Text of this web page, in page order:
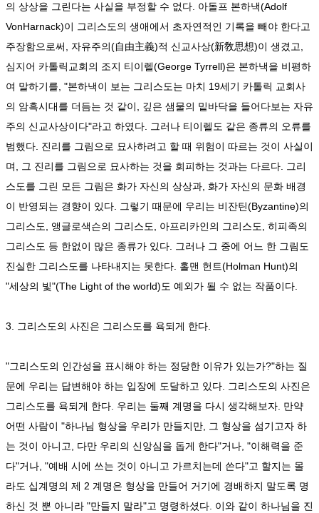
의 상상을 그린다는 사실을 부정할 수 없다. 아돌프 본하낵(Adolf
VonHarnack)이 그리스도의 생애에서 초자연적인 기록을 빼야 한다고
주장함으로써, 자유주의(自由主義)적 신교사상(新敎思想)이 생겼고,
심지어 카톨릭교회의 조지 티이렐(George Tyrrell)은 본하낵을 비평하
여 말하기를, "본하낵이 보는 그리스도는 마치 19세기 카톨릭 교회사
의 암흑시대를 더듬는 것 같이, 깊은 샘물의 밑바닥을 들어다보는 자유
주의 신교사상이다"라고 하였다. 그러나 티이렐도 같은 종류의 오류를
범했다. 진리를 그림으로 묘사하려고 할 때 위험이 따르는 것이 사실이
며, 그 진리를 그림으로 묘사하는 것을 회피하는 것과는 다르다. 그리
스도를 그린 모든 그림은 화가 자신의 상상과, 화가 자신의 문화 배경
이 반영되는 경향이 있다. 그렇기 때문에 우리는 비잔틴(Byzantine)의
그리스도, 앵글로색슨의 그리스도, 아프리카인의 그리스도, 히피족의
그리스도 등 한없이 많은 종류가 있다. 그러나 그 중에 어느 한 그림도
진실한 그리스도를 나타내지는 못한다. 홀맨 헌트(Holman Hunt)의
"세상의 빛"(The Light of the world)도 예외가 될 수 없는 작품이다.
3. 그리스도의 사진은 그리스도를 욕되게 한다.
"그리스도의 인간성을 표시해야 하는 정당한 이유가 있는가?"하는 질
문에 우리는 답변해야 하는 입장에 도달하고 있다. 그리스도의 사진은
그리스도를 욕되게 한다. 우리는 둘째 계명을 다시 생각해보자. 만약
어떤 사람이 "하나님 형상을 우리가 만들지만, 그 형상을 섬기고자 하
는 것이 아니고, 다만 우리의 신앙심을 돕게 한다"거나, "이해력을 준
다"거나, "예배 시에 쓰는 것이 아니고 가르치는데 쓴다"고 할지는 몰
라도 십계명의 제 2 계명은 형상을 만들어 거기에 경배하지 말도록 명
하신 것 뿐 아니라 "만들지 말라"고 명령하셨다. 이와 같이 하나님을 진